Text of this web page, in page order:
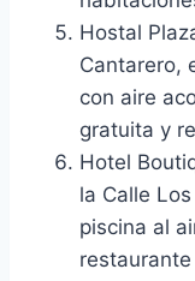
Hostal
Cantarero,
con aire
gratuita y
Hotel
la Calle
piscina al